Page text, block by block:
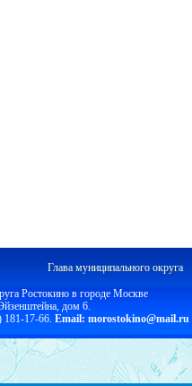
Глава муниципального округа
Ростокино в городе Москве
дом 6.
181-17-66. Email: morostokino@mail.ru